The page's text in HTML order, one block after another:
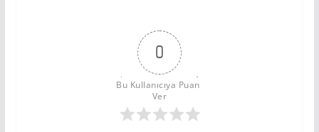
0
Bu Kullanıcıya Puan
Ver